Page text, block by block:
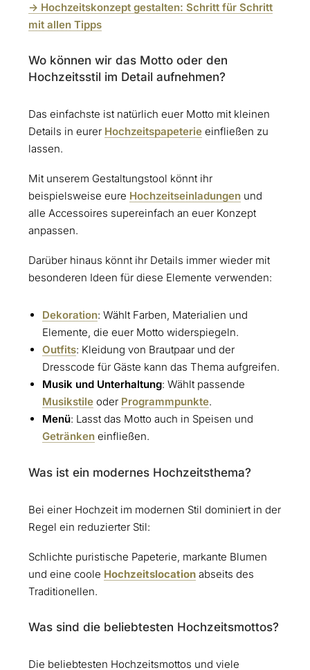
-> Hochzeitskonzept gestalten: Schritt für Schritt
mit allen Tipps
Wo können wir das Motto oder den
Hochzeitsstil im Detail aufnehmen?
Das einfachste ist natürlich euer Motto mit kleinen
Details in eurer Hochzeitspapeterie einfließen zu
lassen.
Mit unserem Gestaltungstool könnt ihr
beispielsweise eure Hochzeitseinladungen und
alle Accessoires supereinfach an euer Konzept
anpassen.
Darüber hinaus könnt ihr Details immer wieder mit
besonderen Ideen für diese Elemente verwenden:
Dekoration: Wählt Farben, Materialien und
Elemente, die euer Motto widerspiegeln.
Outfits: Kleidung von Brautpaar und der
Dresscode für Gäste kann das Thema aufgreifen.
Musik und Unterhaltung: Wählt passende
Musikstile oder Programmpunkte.
Menü: Lasst das Motto auch in Speisen und
Getränken einfließen.
Was ist ein modernes Hochzeitsthema?
Bei einer Hochzeit im modernen Stil dominiert in der
Regel ein reduzierter Stil:
Schlichte puristische Papeterie, markante Blumen
und eine coole Hochzeitslocation abseits des
Traditionellen.
Was sind die beliebtesten Hochzeitsmottos?
Die beliebtesten Hochzeitsmottos und viele